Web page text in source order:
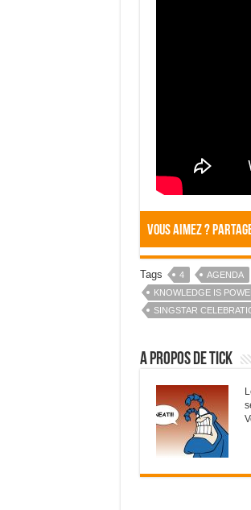
Vous aimez ?
Tags 4 AGENDA
KNOWLEDGE IS
SINGSTAR
A propos de Tick